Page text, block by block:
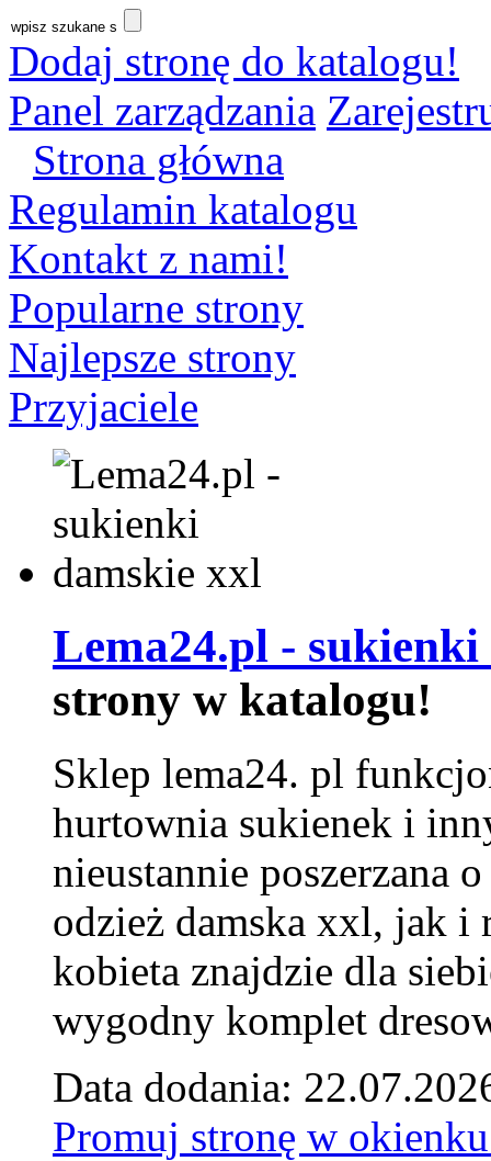
Dodaj stronę do katalogu!
Panel zarządzania
Strona główna
Regulamin katalogu
Kontakt z nami!
Popularne strony
Najlepsze strony
Przyjaciele
Lema24.pl -
strony w katalogu!
Sklep lema24. pl
hurtownia sukienek i
nieustannie poszerzana
odzież damska xxl, jak i
kobieta znajdzie dla
wygodny komplet
Data dodania:
Promuj stronę w